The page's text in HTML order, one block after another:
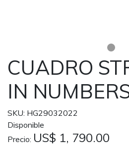
CUADRO
IN
SKU: HG29032022
Disponible
Precio: US$ 1, 790.00